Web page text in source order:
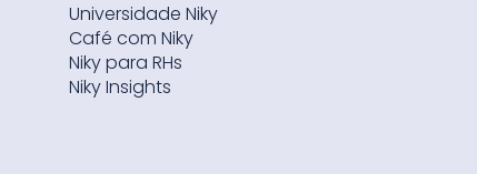
Universidade Niky
Café com Niky
Niky para RHs
Niky Insights